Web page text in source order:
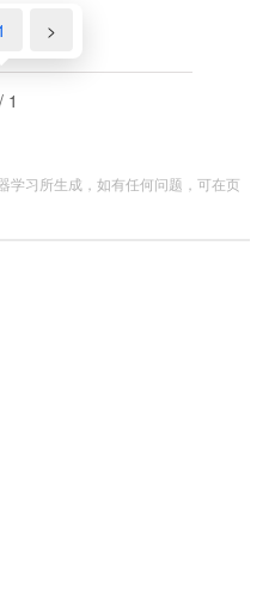
>
1
学习所生成，如有任何问题，可在页